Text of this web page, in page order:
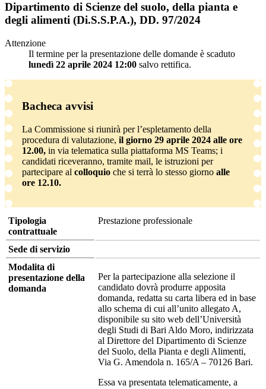
Dipartimento di Scienze del suolo, della pianta e
degli alimenti (Di.S.S.P.A.), DD. 97/2024
Attenzione
Il termine per la presentazione delle domande è scaduto
lunedì 22 aprile 2024 12:00 salvo rettifica.
Bacheca avvisi
La Commissione si riunirà per l’espletamento della
procedura di valutazione, il giorno 29 aprile 2024 alle ore
12.00, in via telematica sulla piattaforma MS Teams; i
candidati riceveranno, tramite mail, le istruzioni per
partecipare al colloquioche si terrà lo stesso giorno alle
ore 12.10.
Tipologia
contrattuale
Prestazione professionale
Sede di servizio
Modalita di
presentazione della
domanda
Per la partecipazione alla selezione il
candidato dovrà produrre apposita
domanda, redatta su carta libera ed in base
allo schema di cui all’unito allegato A,
disponibile su sito web dell’Università
degli Studi di Bari Aldo Moro, indirizzata
al Direttore del Dipartimento di Scienze
del Suolo, della Pianta e degli Alimenti,
Via G. Amendola n. 165/A – 70126 Bari.
Essa va presentata telematicamente, a